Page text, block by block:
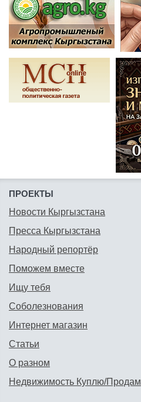
ПРОЕКТЫ
Новости Кыргызстана
Пресса Кыргызстана
Народный репортёр
Поможем вместе
Ищу тебя
Соболезнования
Интернет магазин
Статьи
О разном
Недвижимость Куплю/Продам